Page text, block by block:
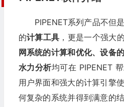
PIPENET系列产品不但
的计算工具 ，更是一个强大的
网系统的计算和优化、设备
水力分析均可在 PIPENET
用户界面和强大的计算引擎
何复杂的系统并得到满意的